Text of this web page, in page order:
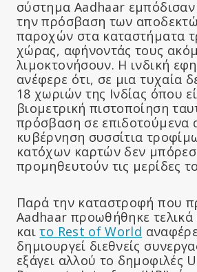
σύστημα Aadhaar εμπόδισαν
την πρόσβαση των
παροχών στα καταστήματα
χώρας, αφήνοντάς τους
λιμοκτονήσουν. Η ινδική
ανέφερε ότι, σε μια τυχαία
18 χωριών της Ινδίας όπου
βιομετρική πιστοποίηση
πρόσβαση σε επιδοτούμενα
κυβέρνηση συσσίτια
κατόχων καρτών δεν
προμηθευτούν τις μερίδες
Παρά την καταστροφή που
Aadhaar προωθήθηκε τελικά
καιτο Rest of World
δημιουργεί διεθνείς
εξάγει αλλού το δημοφιλές